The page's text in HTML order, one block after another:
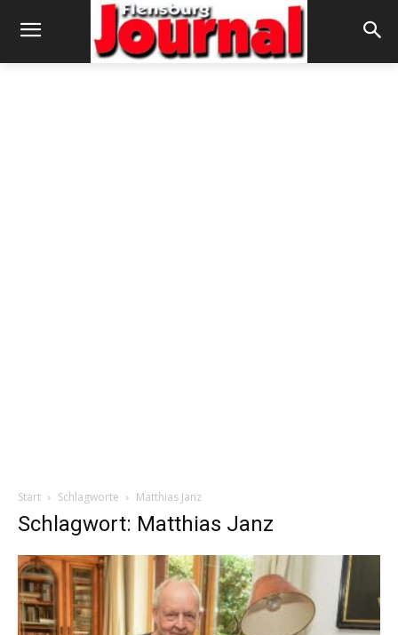
Start Schlagworte Matthias Janz
Schlagwort: Matthias Janz